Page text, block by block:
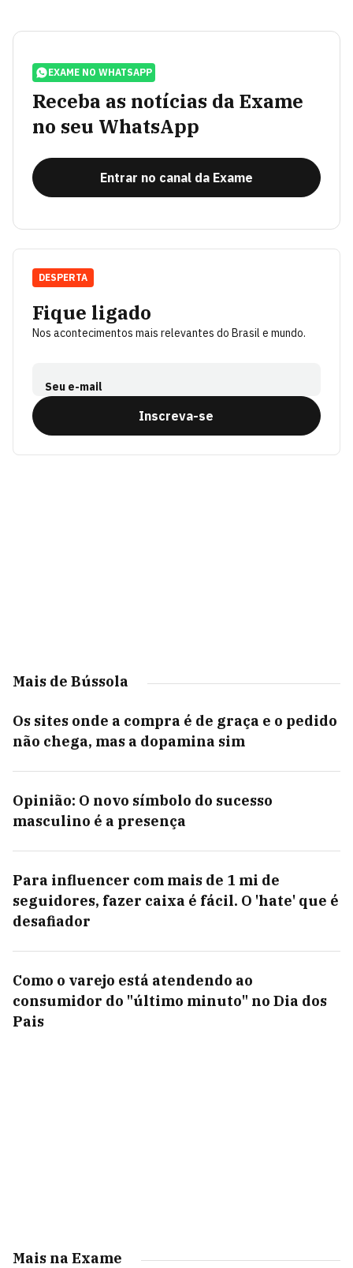
EXAME NO WHATSAPP
Receba as notícias da Exame
no seu WhatsApp
Entrar no canal da Exame
Fique ligado
Nos acontecimentos mais relevantes do Brasil e mundo.
Seu e-mail
Inscreva-se
DESPERTA
Mais de Bússola
Os sites onde a compra é de graça e o pedido
não chega, mas a dopamina sim
Opinião: O novo símbolo do sucesso
masculino é a presença
Para influencer com mais de 1 mi de
seguidores, fazer caixa é fácil. O 'hate' que é
desafiador
Como o varejo está atendendo ao
consumidor do "último minuto" no Dia dos
Pais
Mais na Exame